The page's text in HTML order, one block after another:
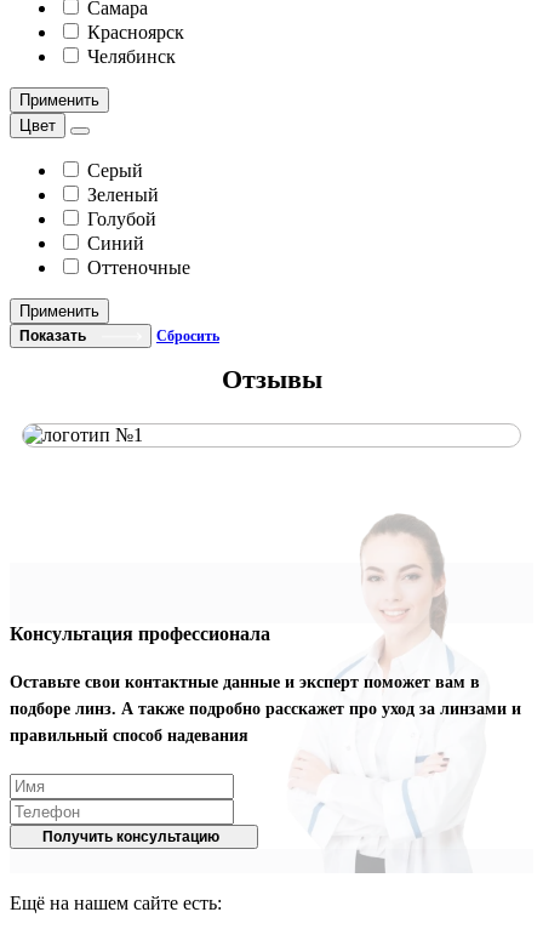
Самара
Красноярск
Челябинск
Применить
Цвет
Серый
Зеленый
Голубой
Синий
Оттеночные
Применить
Показать Сбросить
Отзывы
Консультация профессионала
Оставьте свои контактные данные и эксперт поможет вам в
подборе линз. А также подробно расскажет про уход за линзами и
правильный способ надевания
Получить консультацию
Ещё на нашем сайте есть: